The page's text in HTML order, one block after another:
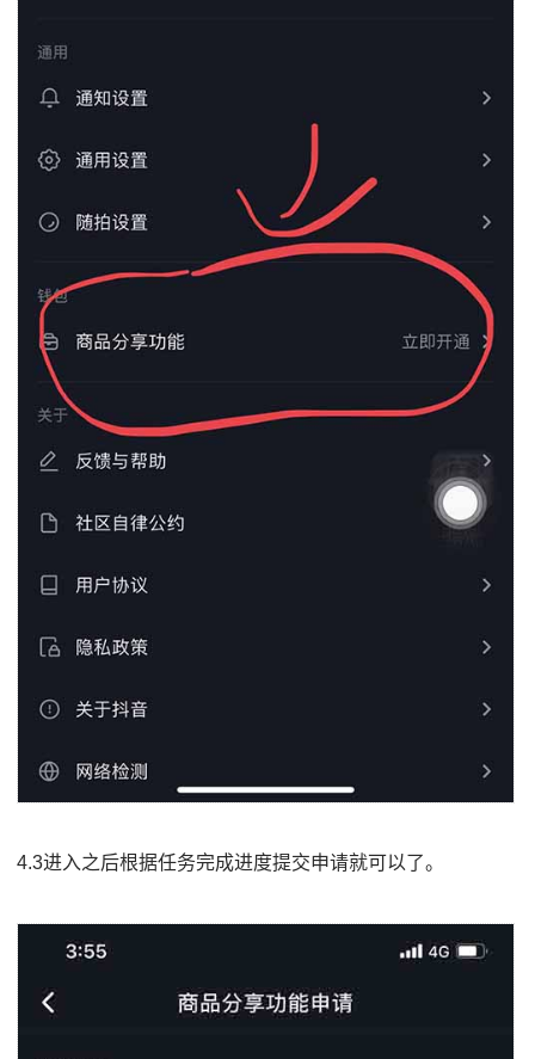
4.3进入之后根据任务完成进度提交申请就可以了。